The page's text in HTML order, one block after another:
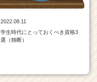
2022.08.11
学生時代にとっておくべき資格3
選（独断）